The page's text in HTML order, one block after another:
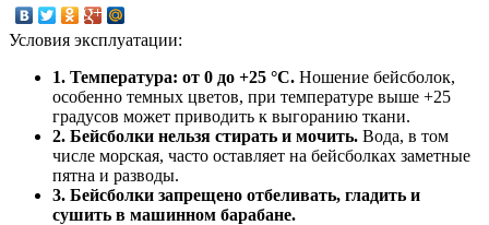
Условия эксплуатации:
1. Температура: от 0 до +25 °C. Ношение бейсболок,
особенно темных цветов, при температуре выше +25
градусов может приводить к выгоранию ткани.
2. Бейсболки нельзя стирать и мочить. Вода, в том
числе морская, часто оставляет на бейсболках заметные
пятна и разводы.
3. Бейсболки запрещено отбеливать, гладить и
сушить в машинном барабане.